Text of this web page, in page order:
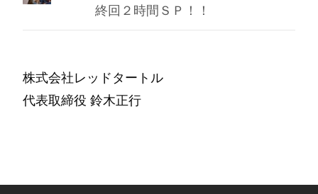
終回２時間ＳＰ！！
株式会社レッドタートル
代表取締役 鈴木正行